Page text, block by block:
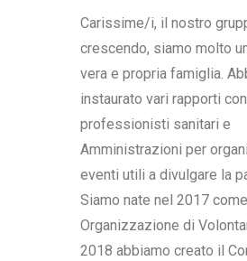
Carissime/i, il nostro
crescendo, siamo molto
vera e propria famiglia.
instaurato vari rapporti
professionisti sanitari e
Amministrazioni per
eventi utili a divulgare la
Siamo nate nel 2017 come
Organizzazione di
2018 abbiamo creato il